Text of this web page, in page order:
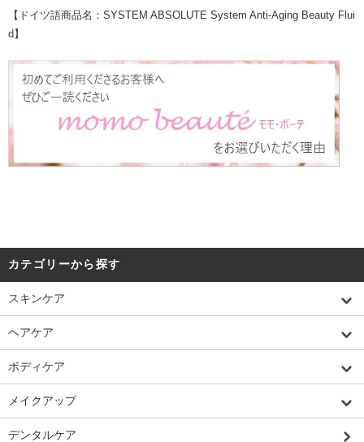
【ドイツ語商品名：SYSTEM ABSOLUTE System Anti-Aging Beauty Flui
d】
カテゴリーから探す
スキンケア
ヘアケア
ボディケア
メイクアップ
デンタルケア